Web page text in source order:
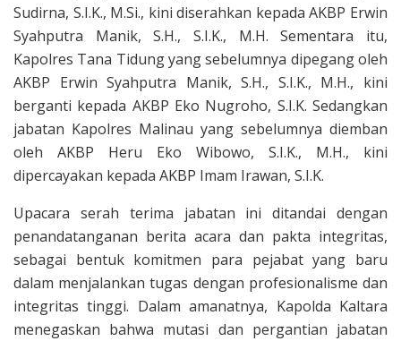
Sudirna, S.I.K., M.Si., kini diserahkan kepada AKBP Erwin
Syahputra Manik, S.H., S.I.K., M.H. Sementara itu,
Kapolres Tana Tidung yang sebelumnya dipegang oleh
AKBP Erwin Syahputra Manik, S.H., S.I.K., M.H., kini
berganti kepada AKBP Eko Nugroho, S.I.K. Sedangkan
jabatan Kapolres Malinau yang sebelumnya diemban
oleh AKBP Heru Eko Wibowo, S.I.K., M.H., kini
dipercayakan kepada AKBP Imam Irawan, S.I.K.
Upacara serah terima jabatan ini ditandai dengan
penandatanganan berita acara dan pakta integritas,
sebagai bentuk komitmen para pejabat yang baru
dalam menjalankan tugas dengan profesionalisme dan
integritas tinggi. Dalam amanatnya, Kapolda Kaltara
menegaskan bahwa mutasi dan pergantian jabatan